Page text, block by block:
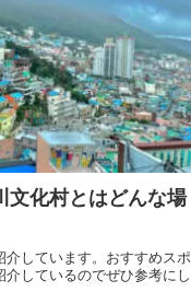
文化村とはどんな場
しています。おすすめスポ
しているのでぜひ参考にし